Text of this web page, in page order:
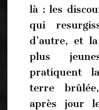
là : les
qui
d’autre, et
plus
pratiquent
terre
après jour